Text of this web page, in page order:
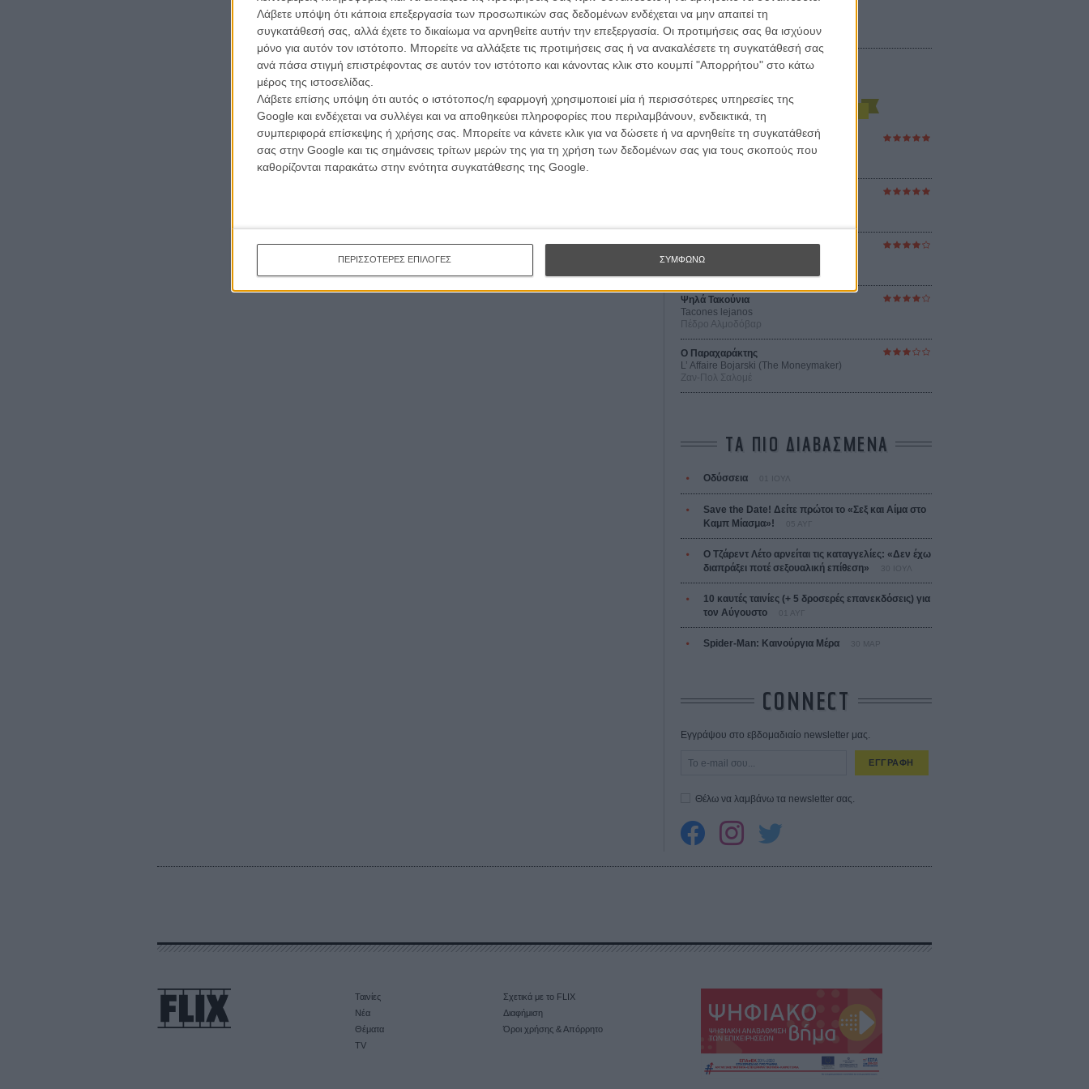
Λάβετε υπόψη ότι κάποια επεξεργασία των προσωπικών σας δεδομένων ενδέχεται να μην απαιτεί τη
συγκατάθεσή σας, αλλά έχετε το δικαίωμα να αρνηθείτε αυτήν την επεξεργασία. Οι προτιμήσεις σας θα ισχύουν
μόνο για αυτόν τον ιστότοπο. Μπορείτε να αλλάξετε τις προτιμήσεις σας ή να ανακαλέσετε τη συγκατάθεσή σας
ανά πάσα στιγμή επιστρέφοντας σε αυτόν τον ιστότοπο και κάνοντας κλικ στο κουμπί "Απορρήτου" στο κάτω
μέρος της ιστοσελίδας.
Λάβετε επίσης υπόψη ότι αυτός ο ιστότοπος/η εφαρμογή χρησιμοποιεί μία ή περισσότερες υπηρεσίες της
Google και ενδέχεται να συλλέγει και να αποθηκεύει πληροφορίες που περιλαμβάνουν, ενδεικτικά, τη
συμπεριφορά επίσκεψης ή χρήσης σας. Μπορείτε να κάνετε κλικ για να δώσετε ή να αρνηθείτε τη συγκατάθεσή
σας στην Google και τις σημάνσεις τρίτων μερών της για τη χρήση των δεδομένων σας για τους σκοπούς που
καθορίζονται παρακάτω στην ενότητα συγκατάθεσης της Google.
ΠΕΡΙΣΣΟΤΕΡΕΣ ΕΠΙΛΟΓΕΣ ΣΥΜΦΩΝΩ
Οι Αρμονίες Βερκμάιστερ
Werckmeister Harmonies
Οδύσσεια
The Odyssey
Ψηλά Τακούνια
Tacones lejanos
Πέδρο Αλμοδόβαρ
Ο Παραχαράκτης
L’ Affaire Bojarski (The Moneymaker)
Ζαν-Πολ Σαλομέ
ΤΑ ΠΙΟ ΔΙΑΒΑΣΜΕΝΑ
Οδύσσεια
Save the Date! Δείτε πρώτοι το «Σεξ και Αίμα στο
Καμπ Μίασμα»!
Ο Τζάρεντ Λέτο αρνείται τις καταγγελίες: «Δεν έχω
διαπράξει ποτέ σεξουαλική επίθεση»
10 καυτές ταινίες (+ 5 δροσερές επανεκδόσεις) για
τον Αύγουστο
Spider-Man: Καινούργια Μέρα 30 ΜΑΡ
CONNECT
Εγγράψου στο εβδομαδιαίο newsletter μας.
ΕΓΓΡΑΦΗ
Θέλω να λαμβάνω τα newsletter σας.
Ταινίες
Νέα
Θέματα
TV
Σχετικά με το FLIX
Διαφήμιση
Όροι χρήσης & Απόρρητο